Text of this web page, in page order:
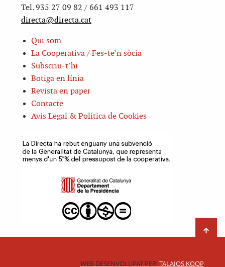
Tel. 935 27 09 82 / 661 493 117
directa@directa.cat
Qui som
La Cooperativa / Fes-te’n sòcia
Subscriu-t’hi
Botiga en línia
Revista en paper
Contacte
Avis Legal & Política de Cookies
WEB DESENVOLUPAT PER:TALAIOS KOOP